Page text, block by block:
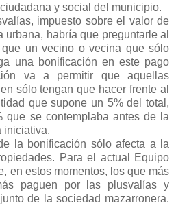
y social del municipio.
impuesto sobre el valor de
urbana, habría que preguntarle al
un vecino o vecina que sólo
una bonificación en este pago
va a permitir que aquellas
sólo tengan que hacer frente al
que supone un 5% del total,
que se contemplaba antes de la
iniciativa.
la bonificación sólo afecta a la
Para el actual Equipo
en estos momentos, los que más
paguen por las plusvalías y
de la sociedad mazarronera.